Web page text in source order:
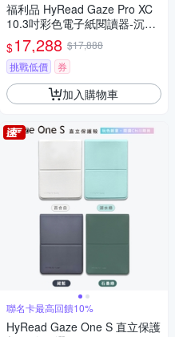
福利品 HyRead Gaze Pro XC
10.3吋彩色電子紙閱讀器-沉穩
黑
$17,288 $17,888
挑戰低價
券
加入購物車
聯名卡最高回饋10%
HyRead Gaze One S 直立保護